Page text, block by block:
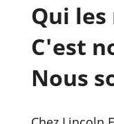
Qui les
C'est
Nous